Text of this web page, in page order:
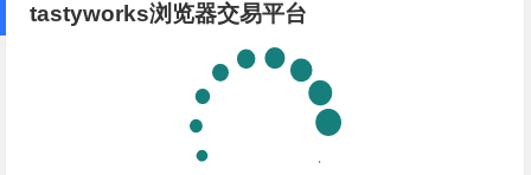
tastyworks浏览器交易平台